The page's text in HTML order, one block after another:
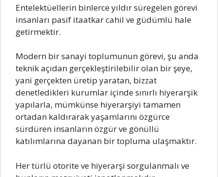
EnteIektüeIIerin binIerce yıIdır süregeIen görevi
insanIarı pasif itaatkar cahiI ve güdümIü haIe
getirmektir.
Modern bir sanayi topIumunun görevi, şu anda
teknik açıdan gerçekIeştiriIebiIir oIan bir şeye,
yani gerçekten üretip yaratan, bizzat
denetIedikIeri kurumIar içinde sınırIı hiyerarşik
yapıIarIa, mümkünse hiyerarşiyi tamamen
ortadan kaIdırarak yaşamIarını özgürce
sürdüren insanIarın özgür ve gönüIIü
katıIımIarına dayanan bir topIuma uIaşmaktır.
Her türIü otorite ve hiyerarşi sorguIanmaIı ve